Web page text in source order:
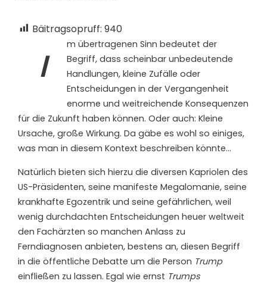
Bäitragsopruff: 940
I
m übertragenen Sinn bedeutet der
Begriff, dass scheinbar unbedeutende
Handlungen, kleine Zufälle oder
Entscheidungen in der Vergangenheit
enorme und weitreichende Konsequenzen
für die Zukunft haben können. Oder auch: Kleine
Ursache, große Wirkung. Da gäbe es wohl so einiges,
was man in diesem Kontext beschreiben könnte…
Natürlich bieten sich hierzu die diversen Kapriolen des
US-Präsidenten, seine manifeste Megalomanie, seine
krankhafte Egozentrik und seine gefährlichen, weil
wenig durchdachten Entscheidungen heuer weltweit
den Fachärzten so manchen Anlass zu
Ferndiagnosen anbieten, bestens an, diesen Begriff
in die öffentliche Debatte um die Person Trump
einfließen zu lassen. Egal wie ernst Trumps